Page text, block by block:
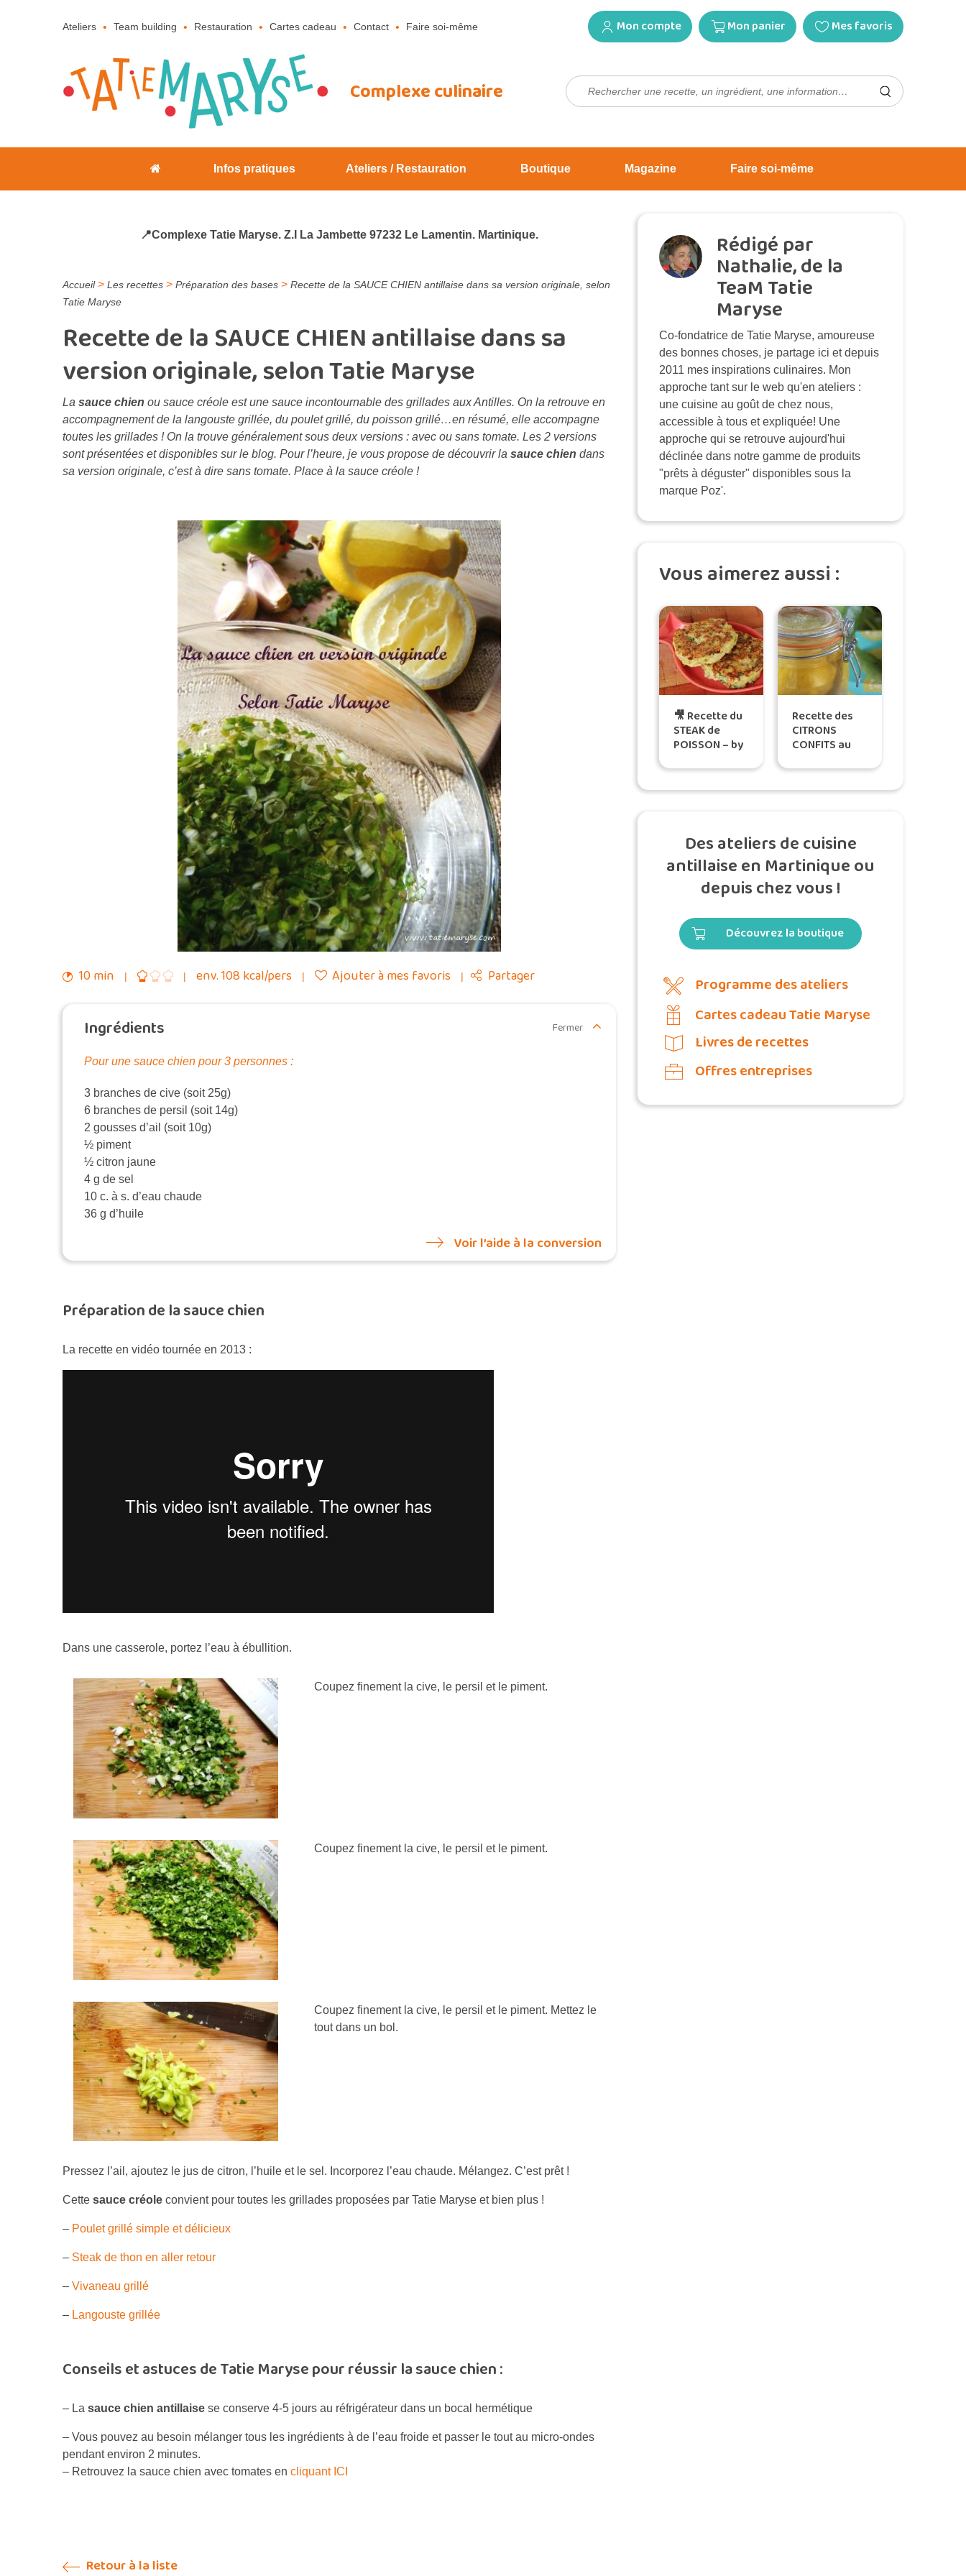
Ateliers Team building Restauration Cartes cadeau Contact Faire soi-même Mon compte Mon panier Mes favoris
Complexe culinaire Rechercher :
Infos pratiques Ateliers / Restauration Boutique Magazine Faire soi-même
📍Complexe Tatie Maryse. Z.I La Jambette 97232 Le Lamentin. Martinique.
Accueil> Les recettes > Préparation des bases > Recette de la SAUCE CHIEN antillaise dans sa version originale, selon
Tatie Maryse
Recette de la SAUCE CHIEN antillaise dans sa
version originale, selon Tatie Maryse
La sauce chien ou sauce créole est une sauce incontournable des grillades aux Antilles. On la retrouve en
accompagnement de la langouste grillée, du poulet grillé, du poisson grillé…en résumé, elle accompagne
toutes les grillades ! On la trouve généralement sous deux versions : avec ou sans tomate. Les 2 versions
sont présentées et disponibles sur le blog. Pour l’heure, je vous propose de découvrir la sauce chien dans
sa version originale, c’est à dire sans tomate. Place à la sauce créole !
10 min env. 108 kcal/pers Ajouter à mes favoris Partager
Ingrédients Fermer
Pour une sauce chien pour 3 personnes :
3 branches de cive (soit 25g)
6 branches de persil (soit 14g)
2 gousses d’ail (soit 10g)
½ piment
½ citron jaune
4 g de sel
10 c. à s. d’eau chaude
36 g d’huile
Voir l’aide à la conversion
Préparation de la sauce chien
La recette en vidéo tournée en 2013 :
Dans une casserole, portez l’eau à ébullition.
Coupez finement la cive, le persil et le piment.
Coupez finement la cive, le persil et le piment.
Coupez finement la cive, le persil et le piment. Mettez le
tout dans un bol.
Pressez l’ail, ajoutez le jus de citron, l’huile et le sel. Incorporez l’eau chaude. Mélangez. C’est prêt !
Cette sauce créole convient pour toutes les grillades proposées par Tatie Maryse et bien plus !
– Poulet grillé simple et délicieux
– Steak de thon en aller retour
– Vivaneau grillé
– Langouste grillée
Conseils et astuces de Tatie Maryse pour réussir la sauce chien :
– La sauce chien antillaise se conserve 4-5 jours au réfrigérateur dans un bocal hermétique
– Vous pouvez au besoin mélanger tous les ingrédients à de l’eau froide et passer le tout au micro-ondes
pendant environ 2 minutes.
– Retrouvez la sauce chien avec tomates en cliquant ICI
Retour à la liste
Rédigé par
Nathalie, de la
TeaM Tatie
Maryse
Co-fondatrice de Tatie Maryse, amoureuse
des bonnes choses, je partage ici et depuis
2011 mes inspirations culinaires. Mon
approche tant sur le web qu'en ateliers :
une cuisine au goût de chez nous,
accessible à tous et expliquée! Une
approche qui se retrouve aujourd'hui
déclinée dans notre gamme de produits
"prêts à déguster" disponibles sous la
marque Poz'.
Vous aimerez aussi :
🎥 Recette du
STEAK de
POISSON – by
Recette des
CITRONS
CONFITS au
Katreen
Des ateliers de cuisine
antillaise en Martinique ou
depuis chez vous !
Découvrez la boutique
Programme des ateliers
Cartes cadeau Tatie Maryse
Livres de recettes
Offres entreprises